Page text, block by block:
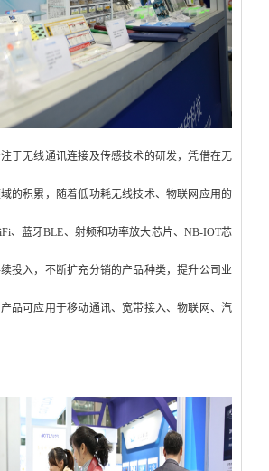
于无线通讯连接及传感技术的研发，凭借在无
的积累，随着低功耗无线技术、物联网应用的
、蓝牙BLE、射频和功率放大芯片、NB-IOT芯
投入，不断扩充分销的产品种类，提升公司业
品可应用于移动通讯、宽带接入、物联网、汽